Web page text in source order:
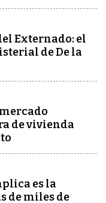
Externado: el
de De la
de vivienda
es la
de miles de